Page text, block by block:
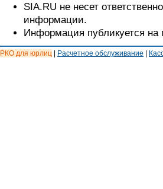
SIA.RU не несет
информации.
Информация публикуется на
РКО для юрлиц | Расчетное обслуживание |